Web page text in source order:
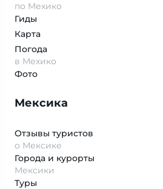
по Мехико
Гиды
Карта
Погода
в Мехико
Фото
Мексика
Отзывы туристов
о Мексике
Города и курорты
Мексики
Туры